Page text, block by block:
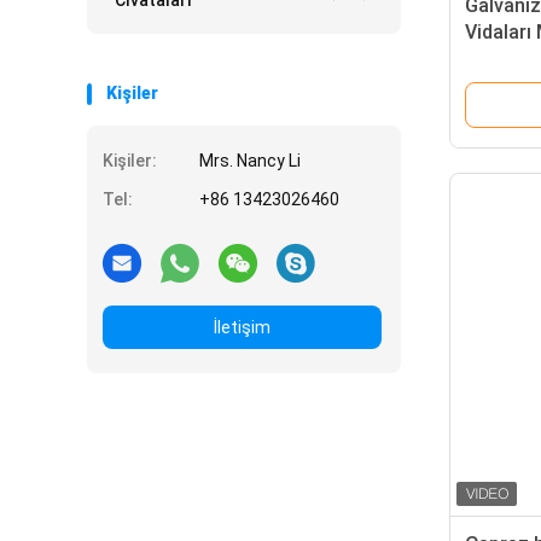
Kişiler
Kişiler:
Mrs. Nancy Li
Tel:
+86 13423026460
İletişim
Vidaları